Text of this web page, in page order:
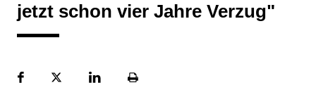
jetzt schon vier Jahre Verzug"
FacebookPlattformLinekdInSeite